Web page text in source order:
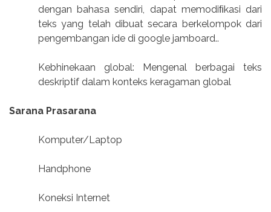
dengan bahasa sendiri, dapat memodiﬁkasi dari
teks yang telah dibuat secara berkelompok dari
pengembangan ide di google jamboard..
Kebhinekaan global: Mengenal berbagai teks
deskriptif dalam konteks keragaman global
Sarana Prasarana
Komputer/Laptop
Handphone
Koneksi Internet